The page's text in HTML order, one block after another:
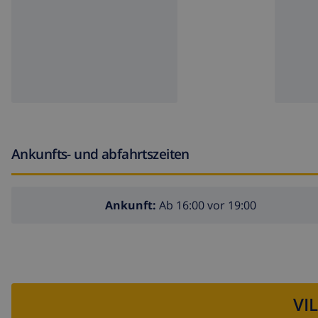
Ankunfts- und abfahrtszeiten
Ankunft: Ab 16:00 vor 19:00